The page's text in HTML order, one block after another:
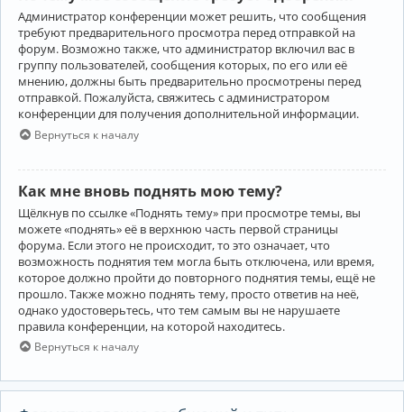
Администратор конференции может решить, что сообщения
требуют предварительного просмотра перед отправкой на
форум. Возможно также, что администратор включил вас в
группу пользователей, сообщения которых, по его или её
мнению, должны быть предварительно просмотрены перед
отправкой. Пожалуйста, свяжитесь с администратором
конференции для получения дополнительной информации.
Вернуться к началу
Как мне вновь поднять мою тему?
Щёлкнув по ссылке «Поднять тему» при просмотре темы, вы
можете «поднять» её в верхнюю часть первой страницы
форума. Если этого не происходит, то это означает, что
возможность поднятия тем могла быть отключена, или время,
которое должно пройти до повторного поднятия темы, ещё не
прошло. Также можно поднять тему, просто ответив на неё,
однако удостоверьтесь, что тем самым вы не нарушаете
правила конференции, на которой находитесь.
Вернуться к началу